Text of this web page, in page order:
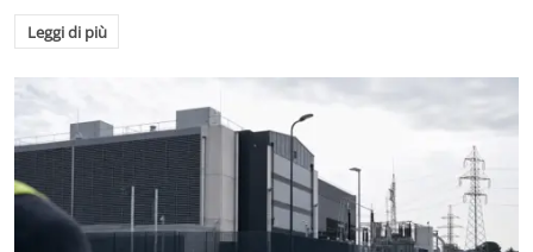
Leggi di più